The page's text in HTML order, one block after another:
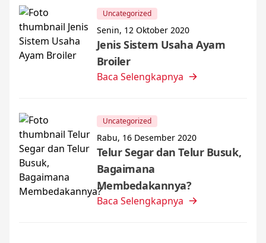
Uncategorized
Senin, 12 Oktober 2020
Jenis Sistem Usaha Ayam
Broiler
Baca Selengkapnya
Uncategorized
Rabu, 16 Desember 2020
Telur Segar dan Telur Busuk,
Bagaimana
Membedakannya?
Baca Selengkapnya